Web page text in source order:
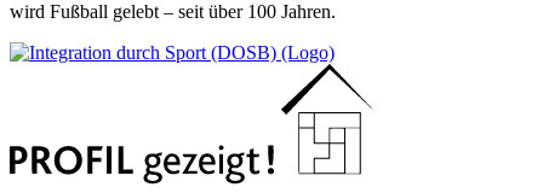
wird Fußball gelebt – seit über 100 Jahren.